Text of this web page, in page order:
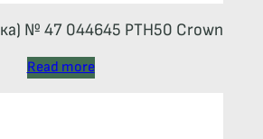
№ 47 044645 РТН50 Crown
Read more